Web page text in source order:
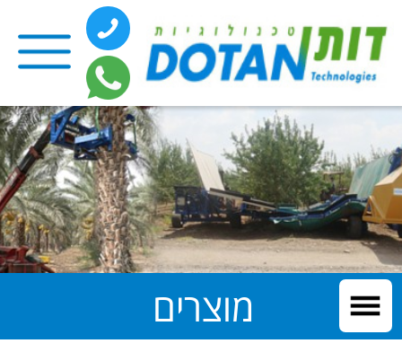
זיווד טנדר לפי דרישת
הלקוח
מוצרים